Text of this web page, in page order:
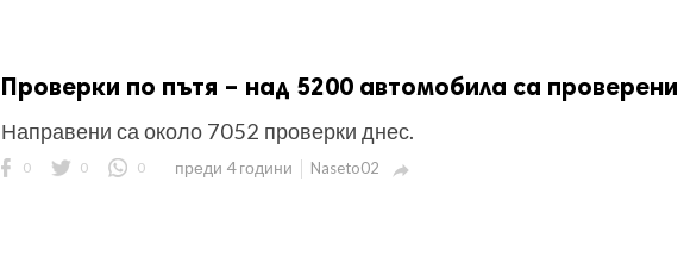
Проверки по пътя – над 5200 автомобила са проверени
Направени са около 7052 проверки днес.
0 0 0 преди 4 години Naseto02 